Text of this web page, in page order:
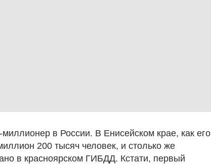
в России. В Енисейском крае, как его
200 тысяч человек, и столько же
в красноярском ГИБДД. Кстати, первый